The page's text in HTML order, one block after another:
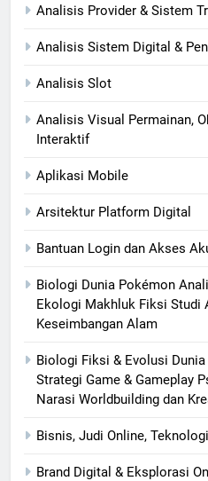
Analisis Provider & Sistem
Analisis Sistem Digital &
Analisis Slot
Analisis Visual Permainan,
Interaktif
Aplikasi Mobile
Arsitektur Platform Digital
Bantuan Login dan Akses
Biologi Dunia Pokémon
Ekologi Makhluk Fiksi Studi
Keseimbangan Alam
Biologi Fiksi & Evolusi
Strategi Game & Gameplay
Narasi Worldbuilding dan
Bisnis, Judi Online, Teknologi
Brand Digital & Eksplorasi